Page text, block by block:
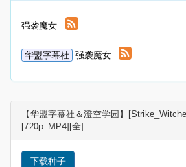
强袭魔女
华盟字幕社 强袭魔女
【华盟字幕社＆澄空学园】
[720p_MP4][全]
下载种子